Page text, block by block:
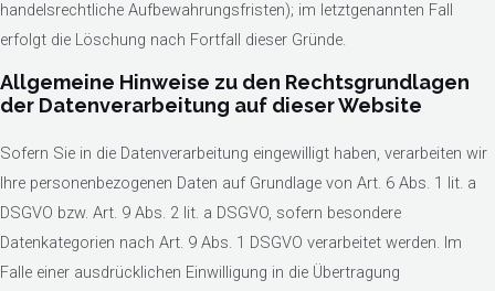
handelsrechtliche Aufbewahrungsfristen); im letztgenannten Fall
erfolgt die Löschung nach Fortfall dieser Gründe.
Allgemeine Hinweise zu den Rechtsgrundlagen
der Datenverarbeitung auf dieser Website
Sofern Sie in die Datenverarbeitung eingewilligt haben, verarbeiten wir
Ihre personenbezogenen Daten auf Grundlage von Art. 6 Abs. 1 lit. a
DSGVO bzw. Art. 9 Abs. 2 lit. a DSGVO, sofern besondere
Datenkategorien nach Art. 9 Abs. 1 DSGVO verarbeitet werden. Im
Falle einer ausdrücklichen Einwilligung in die Übertragung